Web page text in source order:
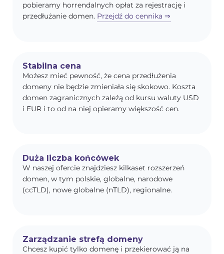
pobieramy horrendalnych opłat za rejestrację i
przedłużanie domen. Przejdź do cennika ⇒
Stabilna cena
Możesz mieć pewność, że cena przedłużenia
domeny nie będzie zmieniała się skokowo. Koszta
domen zagranicznych zależą od kursu waluty USD
i EUR i to od na niej opieramy większość cen.
Duża liczba końcówek
W naszej ofercie znajdziesz kilkaset rozszerzeń
domen, w tym polskie, globalne, narodowe
(ccTLD), nowe globalne (nTLD), regionalne.
Zarządzanie strefą domeny
Chcesz kupić tylko domenę i przekierować ją na